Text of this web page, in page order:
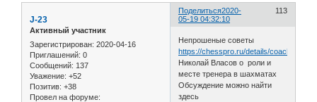
Поделиться 113
2020-
05-19 04:32:10
J-23
Активный участник
Зарегистрирован: 2020-04-16
Приглашений: 0
Сообщений: 137
Уважение: +52
Позитив: +38
Провел на форуме:
Непрошеные советы
https://chesspro.ru/details/
Николай Власов о роли и
месте тренера в шахматах
Обсуждение можно найти
здесь